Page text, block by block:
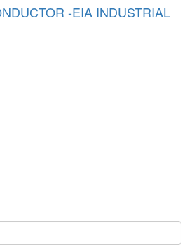
-EIA INDUSTRIAL